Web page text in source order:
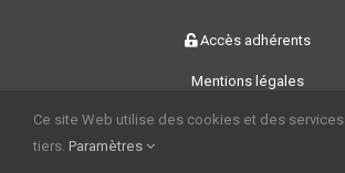
Accès adhérents
Mentions légales
Ce site Web utilise des cookies et des services
tiers. Paramètres